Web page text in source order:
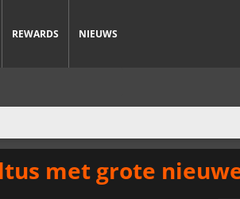
REWARDS NIEUWS
met grote